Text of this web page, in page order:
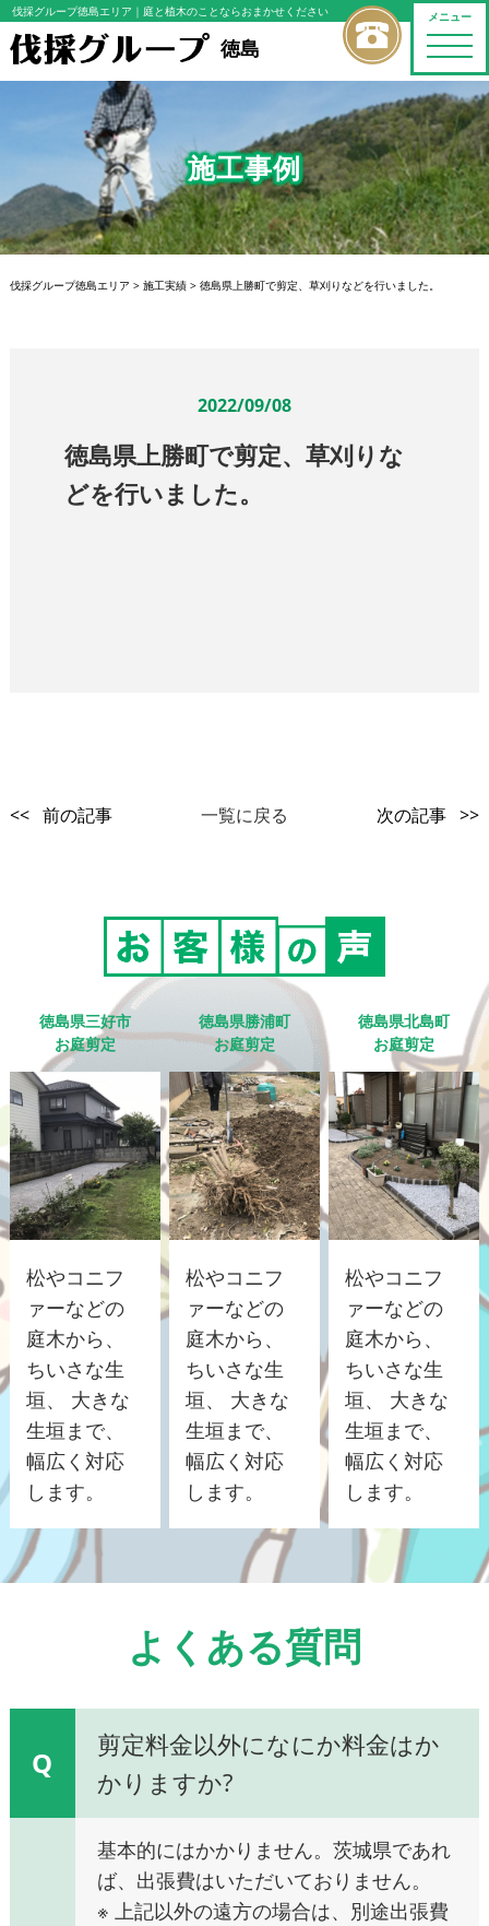
メニュー
toggle
伐採グループ徳島エリア ｜庭と植木のことならおまかせください
徳島
施工事例
伐採グループ徳島エリア > 施工実績> 徳島県上勝町で剪定、草刈りなどを行いました。
2022/09/08
徳島県上勝町で剪定、草刈りな
どを行いました。
<< 前の記事 一覧に戻る 次の記事 >>
徳島県三好市
お庭剪定
松やコニフ
ァーなどの
庭木から、
ちいさな生
垣、 大きな
生垣まで、
幅広く対応
します。
徳島県勝浦町
お庭剪定
松やコニフ
ァーなどの
庭木から、
ちいさな生
垣、 大きな
生垣まで、
幅広く対応
します。
徳島県北島町
お庭剪定
松やコニフ
ァーなどの
庭木から、
ちいさな生
垣、 大きな
生垣まで、
幅広く対応
します。
よくある質問
Q
剪定料金以外になにか料金はか
かりますか?
基本的にはかかりません。茨城県であれ
ば、出張費はいただいておりません。
※ 上記以外の遠方の場合は、別途出張費